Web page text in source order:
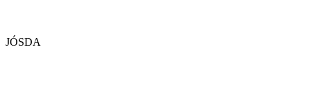
JÓSDA